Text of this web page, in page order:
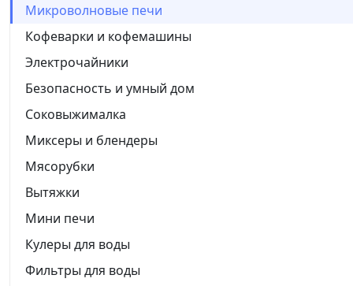
Микроволновые печи
Кофеварки и кофемашины
Электрочайники
Безопасность и умный дом
Соковыжималка
Миксеры и блендеры
Мясорубки
Вытяжки
Мини печи
Кулеры для воды
Фильтры для воды